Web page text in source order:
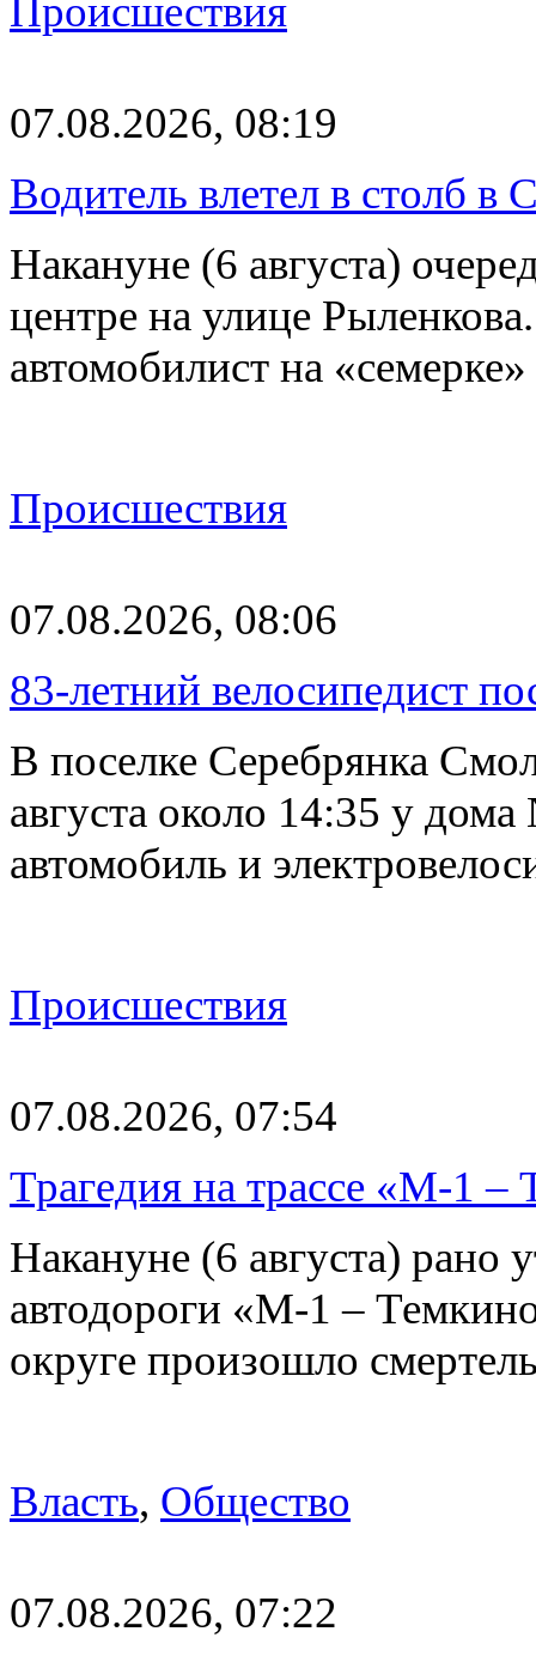
Происшествия
07.08.2026, 08:19
Водитель влетел в столб в
Накануне (6 августа)
центре на улице
автомобилист на
Происшествия
07.08.2026, 08:06
83-летний велосипедист
В поселке Серебрянка
августа около 14:35 у
автомобиль и
Происшествия
07.08.2026, 07:54
Трагедия на трассе «М-1 –
Накануне (6 августа) рано
автодороги «М-1 –
округе произошло
Власть, Общество
07.08.2026, 07:22